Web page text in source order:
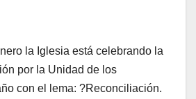
la Iglesia está celebrando la
por la Unidad de los
con el lema: ?Reconciliación.